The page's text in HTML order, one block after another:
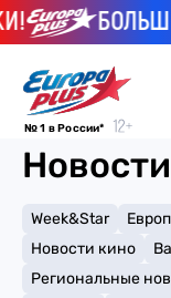
№ 1 в России*
Новости
Week&Star
Новости кино
Региональные